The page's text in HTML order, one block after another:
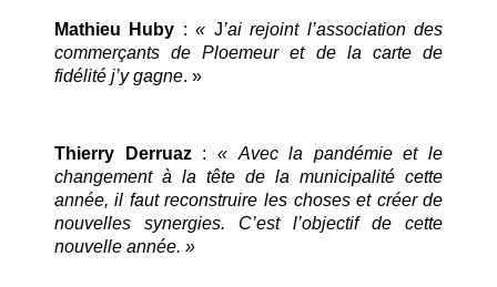
Mathieu Huby : « J’ai rejoint l’association des
commerçants de Ploemeur et de la carte de
fidélité j’y gagne. »
Thierry Derruaz: « Avec la pandémie et le
changement à la tête de la municipalité cette
année, il faut reconstruire les choses et créer de
nouvelles synergies. C’est l’objectif de cette
nouvelle année. »